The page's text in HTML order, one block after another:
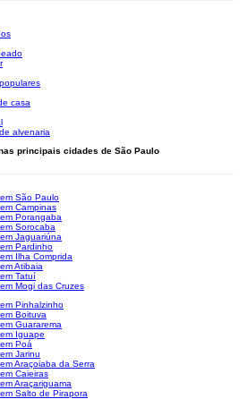
casa
alvenaria
principais cidades de São Paulo
São Paulo
Campinas
Porangaba
Sorocaba
Jaguariúna
Pardinho
Ilha Comprida
Atibaia
Tatuí
Mogi das Cruzes
Pinhalzinho
Boituva
Guararema
Iguape
Poá
Jarinu
Araçoiaba da Serra
Caieiras
Araçariguama
Salto de Pirapora